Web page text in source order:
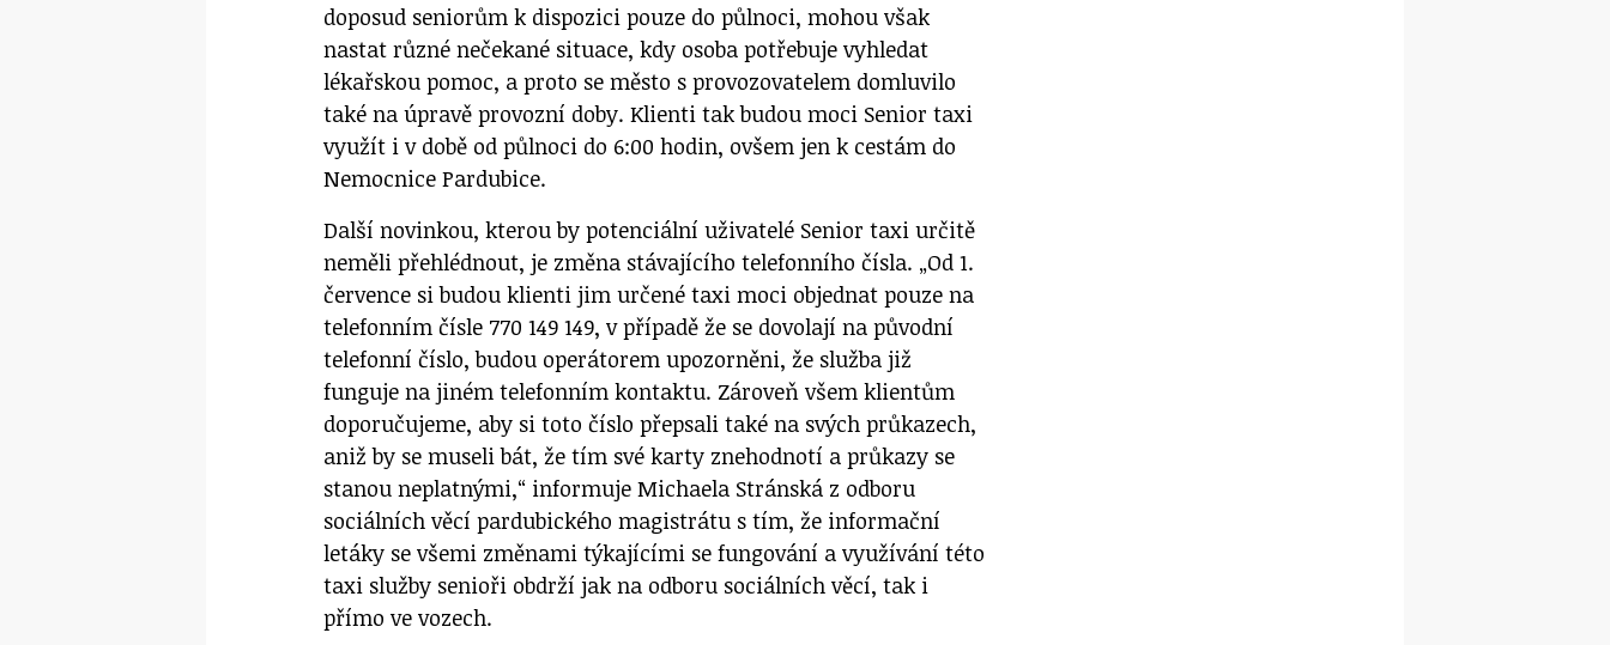
doposud seniorům k dispozici pouze do půlnoci, mohou však
nastat různé nečekané situace, kdy osoba potřebuje vyhledat
lékařskou pomoc, a proto se město s provozovatelem domluvilo
také na úpravě provozní doby. Klienti tak budou moci Senior taxi
využít i v době od půlnoci do 6:00 hodin, ovšem jen k cestám do
Nemocnice Pardubice.
Další novinkou, kterou by potenciální uživatelé Senior taxi určitě
neměli přehlédnout, je změna stávajícího telefonního čísla. „Od 1.
července si budou klienti jim určené taxi moci objednat pouze na
telefonním čísle 770 149 149, v případě že se dovolají na původní
telefonní číslo, budou operátorem upozorněni, že služba již
funguje na jiném telefonním kontaktu. Zároveň všem klientům
doporučujeme, aby si toto číslo přepsali také na svých průkazech,
aniž by se museli bát, že tím své karty znehodnotí a průkazy se
stanou neplatnými,“ informuje Michaela Stránská z odboru
sociálních věcí pardubického magistrátu s tím, že informační
letáky se všemi změnami týkajícími se fungování a využívání této
taxi služby senioři obdrží jak na odboru sociálních věcí, tak i
přímo ve vozech.